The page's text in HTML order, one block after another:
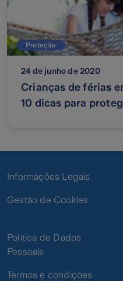
Proteção
24 de junho de 2020
Crianças de férias
10 dicas para
Informações Legais
Gestão de Cookies
Política de Dados
Pessoais
Termos e condições